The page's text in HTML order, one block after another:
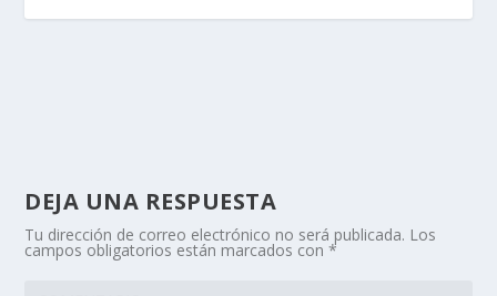
DEJA UNA RESPUESTA
Tu dirección de correo electrónico no será publicada. Los
campos obligatorios están marcados con*